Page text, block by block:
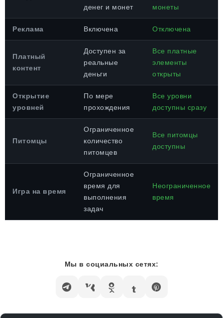
денег и монет
монеты
Реклама Включена Отключена
Платный
контент
Доступен за
реальные
деньги
Все платные
элементы
открыты
Открытие
уровней
По мере
прохождения
Все уровни
доступны сразу
Питомцы
Ограниченное
количество
питомцев
Все питомцы
доступны
Игра на время
Ограниченное
время для
выполнения
задач
Неограниченное
время
Мы в социальных сетях: